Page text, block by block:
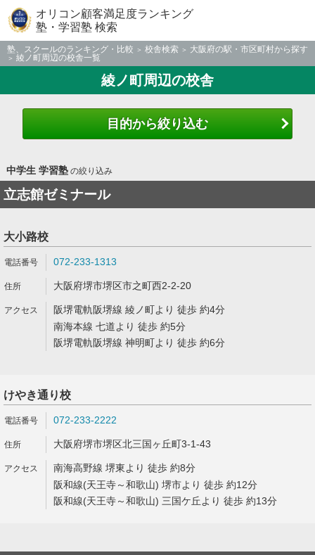
オリコン顧客満足度ランキング
塾・学習塾 検索
塾、スクールのランキング・比較 校舎検索
大阪府の駅・市区町村から探す
綾ノ町周辺の校舎一覧
綾ノ町周辺の校舎
目的から絞り込む
中学生 学習塾の絞り込み
立志館ゼミナール
大小路校
072-233-1313
大阪府堺市堺区市之町西2-2-20
阪堺電軌阪堺線 綾ノ町より 徒歩 約4分
南海本線 七道より 徒歩 約5分
阪堺電軌阪堺線 神明町より 徒歩 約6分
けやき通り校
072-233-2222
大阪府堺市堺区北三国ヶ丘町3-1-43
南海高野線 堺東より 徒歩 約8分
阪和線(天王寺～和歌山) 堺市より 徒歩 約12分
阪和線(天王寺～和歌山) 三国ケ丘より 徒歩 約13分